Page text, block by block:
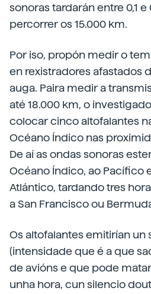
sonoras tardarán entre 0,1
percorrer os 15.000 km.
Por iso, propón medir o
en rexistradores afastados
auga. Paira medir a
até 18.000 km, o
colocar cinco altofalantes
Océano Índico nas
De aí as ondas sonoras
Océano Índico, ao Pacífico
Atlántico, tardando tres
a San Francisco ou
Os altofalantes emitirían un
(intensidade que é a que
de avións e que pode
unha hora, cun silencio